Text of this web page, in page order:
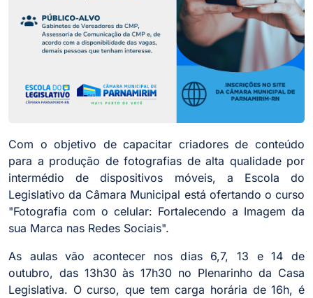
Com o objetivo de capacitar criadores de conteúdo
para a produção de fotografias de alta qualidade por
intermédio de dispositivos móveis, a Escola do
Legislativo da Câmara Municipal está ofertando o curso
"Fotografia com o celular: Fortalecendo a Imagem da
sua Marca nas Redes Sociais".
As aulas vão acontecer nos dias 6,7, 13 e 14 de
outubro, das 13h30 às 17h30 no Plenarinho da Casa
Legislativa. O curso, que tem carga horária de 16h, é